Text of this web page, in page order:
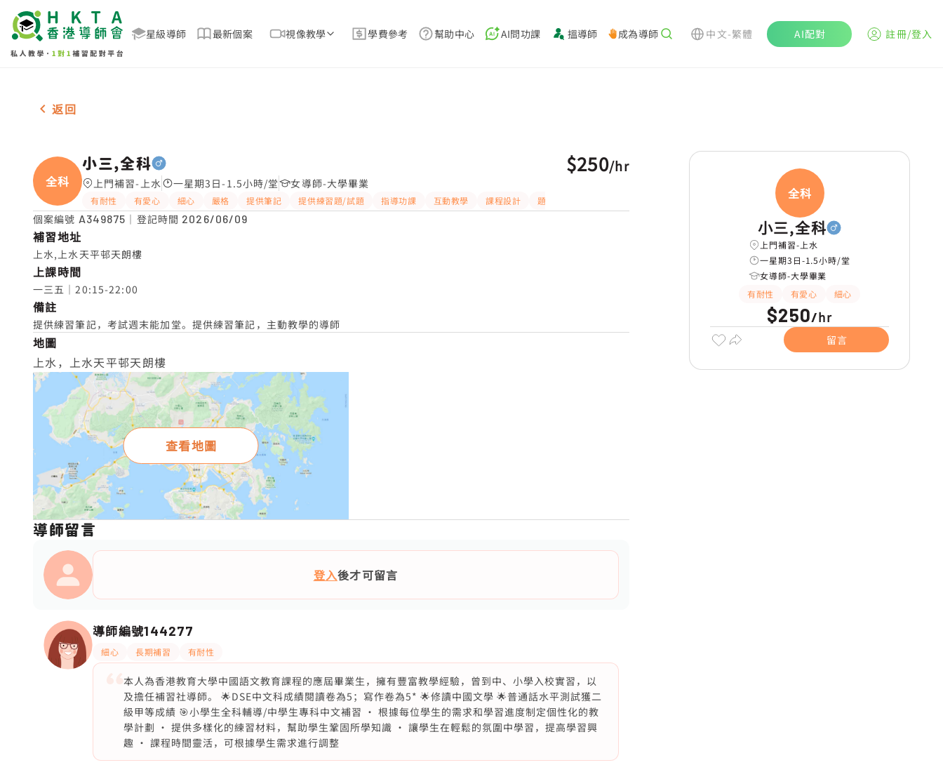
星級導師 最新個案 視像教學 學費參考 幫助中心 AI問功課 搵導師 成為導師 中文-繁體 AI配對 註冊/登入
男-1名 小三,全科，上水 補習推介
返回
全科
小三,全科
上門補習-上水 一星期3日-1.5小時/堂 女導師-大學畢業
有耐性 有愛心 細心 嚴格 提供筆記 提供練習題/試題 指導功課 互動教學 課程設計 題目講解 WhatsAPP問功課
$250/hr
個案編號 A349875 ｜登記時間 2026/06/09
補習地址
上水,上水天平邨天朗樓
上課時間
一三五｜20:15-22:00
備註
提供練習筆記，考試週末能加堂。提供練習筆記，主動教學的導師
地圖
上水，上水天平邨天朗樓
查看地圖
導師留言
登入後才可留言
導師編號144277
細心 長期補習 有耐性
本人為香港教育大學中國語文教育課程的應屆畢業生，擁有豐富教學經驗，曾到中、小學入校實習，以
及擔任補習社導師。 🌟DSE中文科成績閱讀卷為5；寫作卷為5* 🌟修讀中國文學 🌟普通話水平測試獲二
級甲等成績 🎯小學生全科輔導/中學生專科中文補習 · 根據每位學生的需求和學習進度制定個性化的教
學計劃 · 提供多樣化的練習材料，幫助學生鞏固所學知識 · 讓學生在輕鬆的氛圍中學習，提高學習興
趣 · 課程時間靈活，可根據學生需求進行調整
全科
小三,全科
上門補習-上水
一星期3日-1.5小時/堂
女導師-大學畢業
有耐性
有愛心 細心
$250/hr
留言